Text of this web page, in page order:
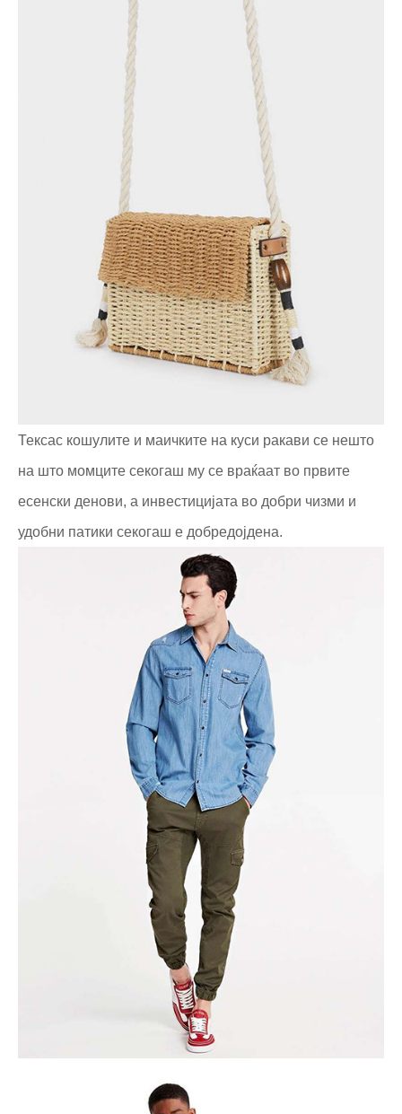
Тексас кошулите и маичките на куси ракави се нешто
на што момците секогаш му се враќаат во првите
есенски денови, а инвестицијата во добри чизми и
удобни патики секогаш е добредојдена.